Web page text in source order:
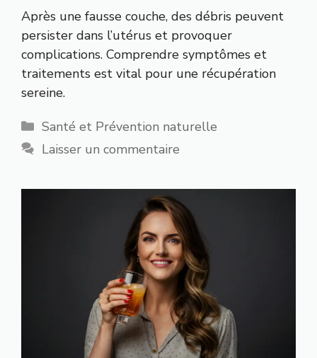
Après une fausse couche, des débris peuvent
persister dans l’utérus et provoquer
complications. Comprendre symptômes et
traitements est vital pour une récupération
sereine.
Catégories
Santé et Prévention naturelle
Laisser un commentaire